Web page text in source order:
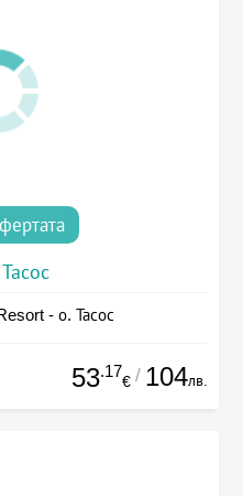
- о. Тасос
53.17
€ / 104лв.